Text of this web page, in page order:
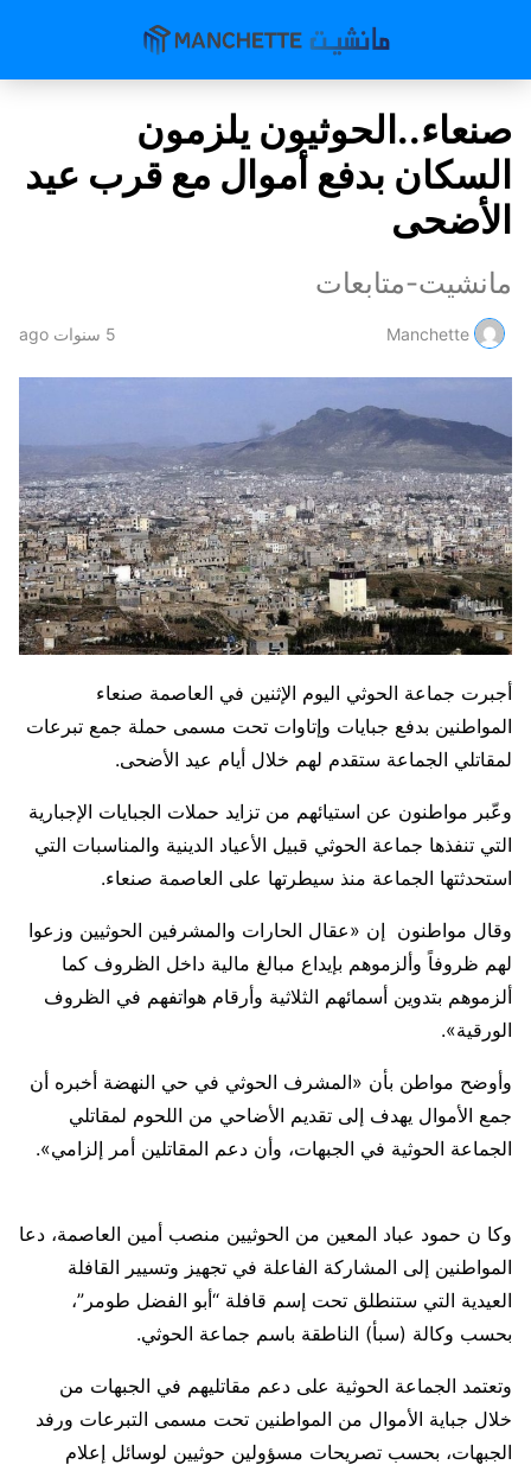
صنعاء..الحوثيون يلزمون
السكان بدفع أموال مع قرب عيد
الأضحى
مانشيت-متابعات
Manchette 5 سنوات ago
أجبرت جماعة الحوثي اليوم الإثنين في العاصمة صنعاء
المواطنين بدفع جبايات وإتاوات تحت مسمى حملة جمع تبرعات
لمقاتلي الجماعة ستقدم لهم خلال أيام عيد الأضحى.
وعّبر مواطنون عن استيائهم من تزايد حملات الجبايات الإجبارية
التي تنفذها جماعة الحوثي قبيل الأعياد الدينية والمناسبات التي
استحدثتها الجماعة منذ سيطرتها على العاصمة صنعاء.
وقال مواطنون إن «عقال الحارات والمشرفين الحوثيين وزعوا
لهم ظروفاً وألزموهم بإيداع مبالغ مالية داخل الظروف كما
ألزموهم بتدوين أسمائهم الثلاثية وأرقام هواتفهم في الظروف
الورقية».
وأوضح مواطن بأن «المشرف الحوثي في حي النهضة أخبره أن
جمع الأموال يهدف إلى تقديم الأضاحي من اللحوم لمقاتلي
الجماعة الحوثية في الجبهات، وأن دعم المقاتلين أمر إلزامي».
وكا ن حمود عباد المعين من الحوثيين منصب أمين العاصمة، دعا
المواطنين إلى المشاركة الفاعلة في تجهيز وتسيير القافلة
العيدية التي ستنطلق تحت إسم قافلة “أبو الفضل طومر”،
بحسب وكالة (سبأ) الناطقة باسم جماعة الحوثي.
وتعتمد الجماعة الحوثية على دعم مقاتليهم في الجبهات من
خلال جباية الأموال من المواطنين تحت مسمى التبرعات ورفد
الجبهات، بحسب تصريحات مسؤولين حوثيين لوسائل إعلام